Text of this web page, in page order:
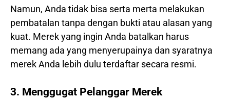
Namun, Anda tidak bisa serta merta melakukan
pembatalan tanpa dengan bukti atau alasan yang
kuat. Merek yang ingin Anda batalkan harus
memang ada yang menyerupainya dan syaratnya
merek Anda lebih dulu terdaftar secara resmi.
3. Menggugat Pelanggar Merek